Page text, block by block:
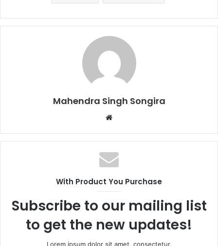
Mahendra Singh Songira
Website
With Product You Purchase
Subscribe to our mailing list
to get the new updates!
Lorem ipsum dolor sit amet, consectetur.